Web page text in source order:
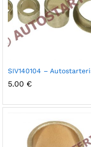
SIV140104 –
5.00 €